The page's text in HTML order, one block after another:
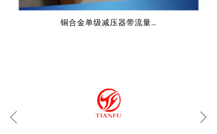
铜合金单级减压器带流量…